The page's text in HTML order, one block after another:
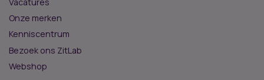
Onze merken
Kenniscentrum
Bezoek ons ZitLab
Webshop